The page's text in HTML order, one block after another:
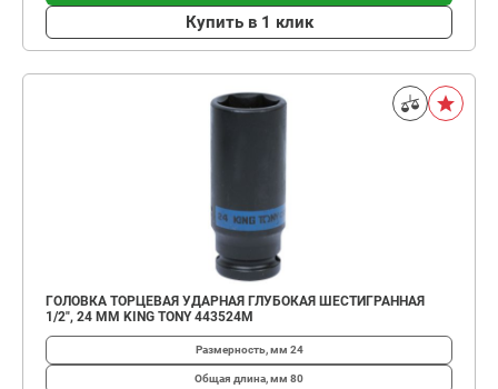
Купить в 1 клик
ГОЛОВКА ТОРЦЕВАЯ УДАРНАЯ ГЛУБОКАЯ ШЕСТИГРАННАЯ
1/2", 24 ММ KING TONY 443524M
Размерность, мм 24
Общая длина, мм 80